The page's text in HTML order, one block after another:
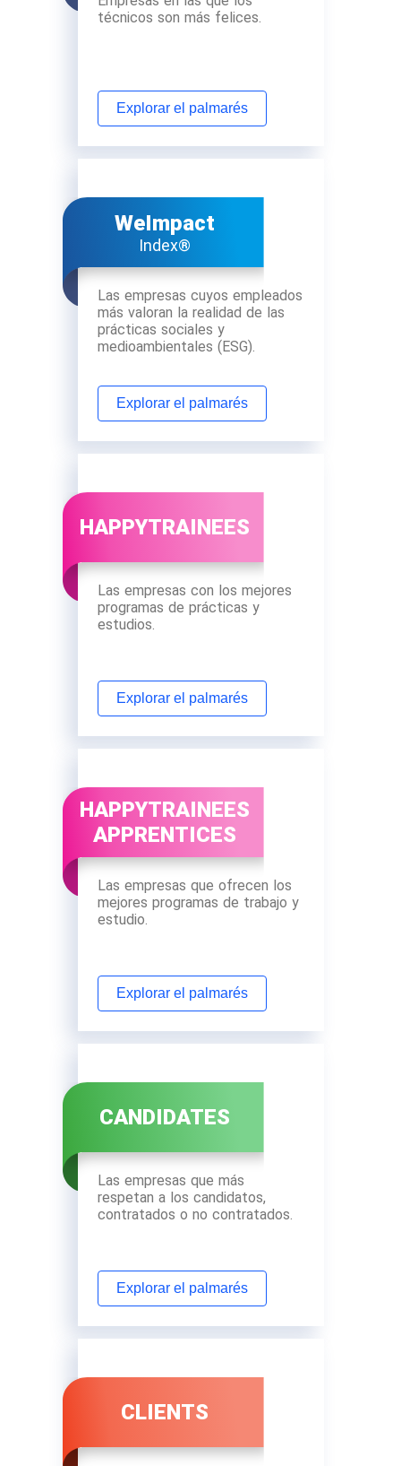
técnicos son más felices.
Explorar el palmarés
WeImpact
Index®
Las empresas cuyos empleados
más valoran la realidad de las
prácticas sociales y
medioambientales (ESG).
Explorar el palmarés
HAPPYTRAINEES
Las empresas con los mejores
programas de prácticas y
estudios.
Explorar el palmarés
HAPPYTRAINEES
APPRENTICES
Las empresas que ofrecen los
mejores programas de trabajo y
estudio.
Explorar el palmarés
CANDIDATES
Las empresas que más
respetan a los candidatos,
contratados o no contratados.
Explorar el palmarés
CLIENTS